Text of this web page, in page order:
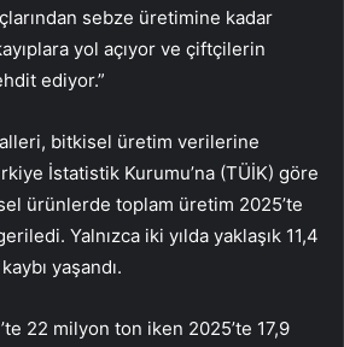
sebze üretimine kadar
yol açıyor ve çiftçilerin
ediyor.”
bitkisel üretim verilerine
İstatistik Kurumu’na (TÜİK) göre
ürünlerde toplam üretim 2025’te
Yalnızca iki yılda yaklaşık 11,4
yaşandı.
22 milyon ton iken 2025’te 17,9